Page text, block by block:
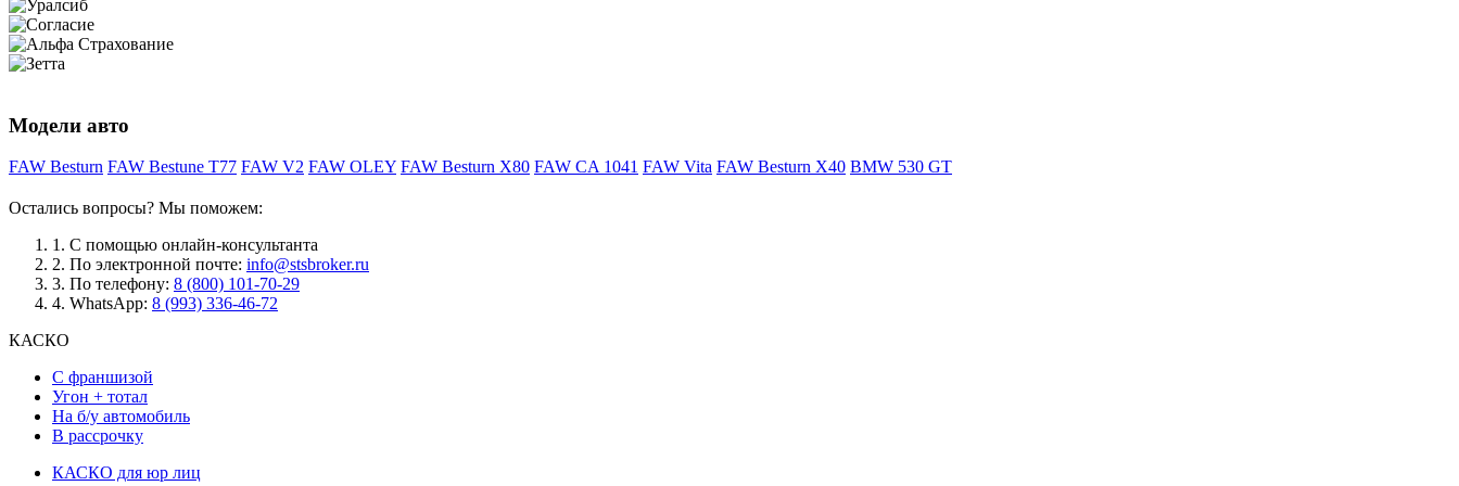
Модели авто
FAW Besturn FAW Bestune T77 FAW V2 FAW OLEY FAW Besturn X80 FAW CA 1041 FAW Vita FAW Besturn X40 BMW 530 GT
Остались вопросы? Мы поможем:
1. С помощью онлайн-консультанта
2. По электронной почте: info@stsbroker.ru
3. По телефону: 8 (800) 101-70-29
4. WhatsApp: 8 (993) 336-46-72
КАСКО
С франшизой
Угон + тотал
На б/у автомобиль
В рассрочку
КАСКО для юр лиц